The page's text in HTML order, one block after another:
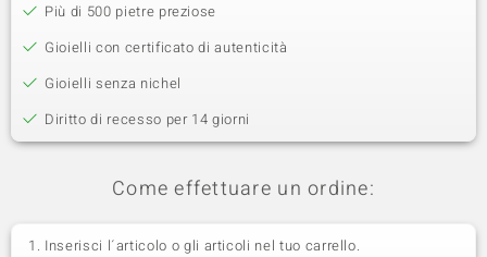
Più di 500 pietre preziose
Gioielli con certificato di autenticità
Gioielli senza nichel
Diritto di recesso per 14 giorni
Come effettuare un ordine:
Inserisci l´articolo o gli articoli nel tuo carrello.